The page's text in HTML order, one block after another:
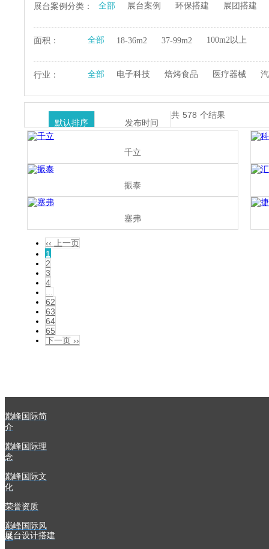
展台案例分类： 全部 展台案例 环保搭建 展团搭建
面积： 全部 18-36m2 37-99m2 100m2以上
行业： 全部 电子科技 焙烤食品 医疗器械
默认排序 发布时间
共 578 个结果
千立
振泰
塞弗
‹‹ 上一页
1
2
3
4
62
63
64
65
下一页 ››
巅峰国际简
介
巅峰国际理
念
巅峰国际文
化
荣誉资质
巅峰国际风
采
展台设计搭建